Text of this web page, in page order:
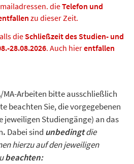
dieTelefon und
zu dieser Zeit.
dieSchließzeit des Studien- und
28.08.2026. Auch hierentfallen
MA-Arbeiten bitte ausschließlich
beachten Sie, die vorgegebenen
jeweiligen Studiengänge) an das
. Dabei sind unbedingtdie
hierzu auf den jeweiligen
beachten: